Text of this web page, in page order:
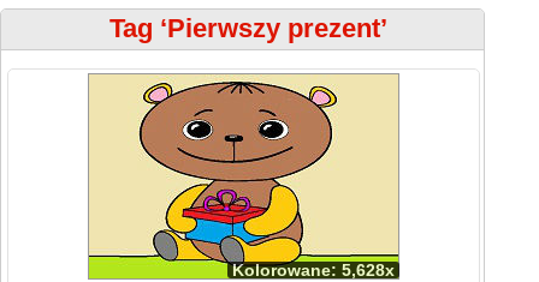
Tag ‘Pierwszy prezent’
Kolorowane: 5,628x